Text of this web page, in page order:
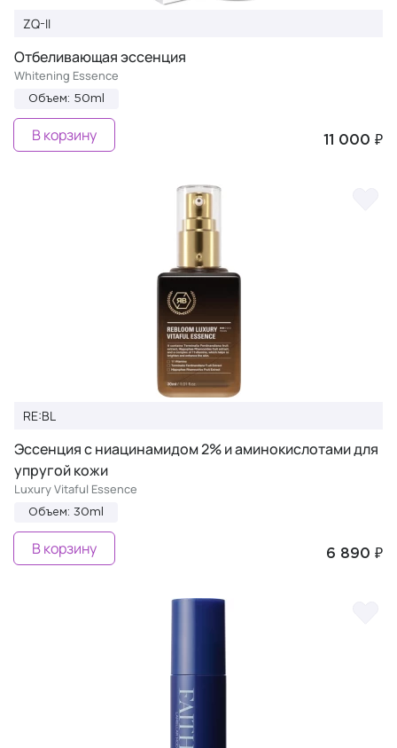
ZQ-II
Отбеливающая эссенция
Whitening Essence
Объем: 50ml
11 000 ₽
В корзину
RE:BL
Эссенция с ниацинамидом 2% и аминокислотами для
упругой кожи
Luxury Vitaful Essence
Объем: 30ml
6 890 ₽
В корзину